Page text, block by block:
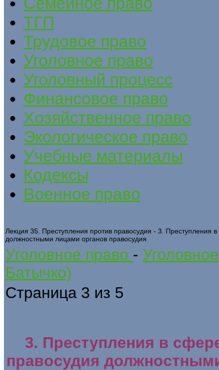
ТГП
Трудовое право
Уголовное право
Уголовный процесс
Финансовое право
Хозяйственное право
Экологическое право
Учебные материалы
Кодексы
Военное право
Лекция 35. Преступления против правосудия - 3. Преступления
должностными лицами органов правосудия
Уголовное право -
Батычко)
Страница 3 из 5
3. Преступления в
правосудия